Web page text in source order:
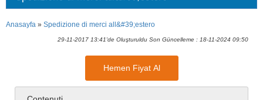
Anasayfa » Spedizione di merci all&#39;estero
29-11-2017 13:41'de Oluşturuldu Son Güncelleme : 18-11-2024 09:50
Hemen Fiyat Al